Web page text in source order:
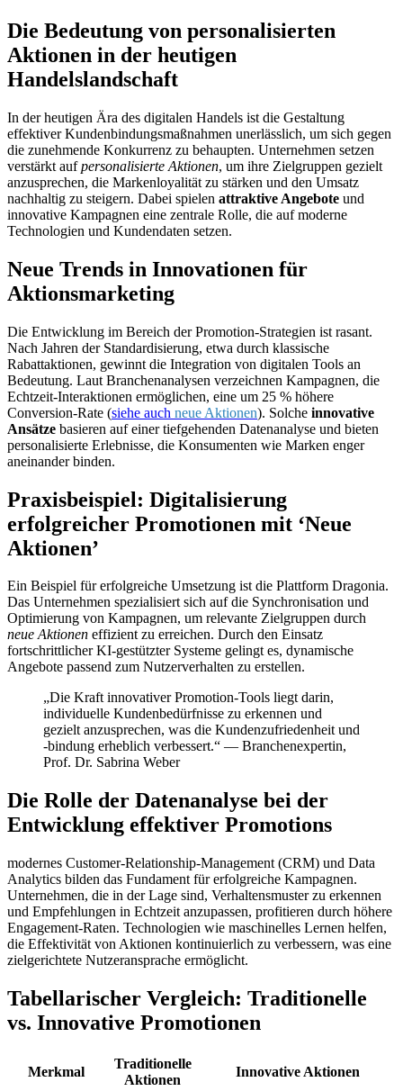
Die Bedeutung von personalisierten
Aktionen in der heutigen
Handelslandschaft
In der heutigen Ära des digitalen Handels ist die Gestaltung
effektiver Kundenbindungsmaßnahmen unerlässlich, um sich gegen
die zunehmende Konkurrenz zu behaupten. Unternehmen setzen
verstärkt aufpersonalisierte Aktionen, um ihre Zielgruppen gezielt
anzusprechen, die Markenloyalität zu stärken und den Umsatz
nachhaltig zu steigern. Dabei spielen attraktive Angebote und
innovative Kampagnen eine zentrale Rolle, die auf moderne
Technologien und Kundendaten setzen.
Neue Trends in Innovationen für
Aktionsmarketing
Die Entwicklung im Bereich der Promotion-Strategien ist rasant.
Nach Jahren der Standardisierung, etwa durch klassische
Rabattaktionen, gewinnt die Integration von digitalen Tools an
Bedeutung. Laut Branchenanalysen verzeichnen Kampagnen, die
Echtzeit-Interaktionen ermöglichen, eine um 25 % höhere
Conversion-Rate (siehe auch neue Aktionen). Solche innovative
Ansätze basieren auf einer tiefgehenden Datenanalyse und bieten
personalisierte Erlebnisse, die Konsumenten wie Marken enger
aneinander binden.
Praxisbeispiel: Digitalisierung
erfolgreicher Promotionen mit ‘Neue
Aktionen’
Ein Beispiel für erfolgreiche Umsetzung ist die Plattform Dragonia.
Das Unternehmen spezialisiert sich auf die Synchronisation und
Optimierung von Kampagnen, um relevante Zielgruppen durch
neue Aktionen effizient zu erreichen. Durch den Einsatz
fortschrittlicher KI-gestützter Systeme gelingt es, dynamische
Angebote passend zum Nutzerverhalten zu erstellen.
„Die Kraft innovativer Promotion-Tools liegt darin,
individuelle Kundenbedürfnisse zu erkennen und
gezielt anzusprechen, was die Kundenzufriedenheit und
-bindung erheblich verbessert.“ — Branchenexpertin,
Prof. Dr. Sabrina Weber
Die Rolle der Datenanalyse bei der
Entwicklung effektiver Promotions
modernes Customer-Relationship-Management (CRM) und Data
Analytics bilden das Fundament für erfolgreiche Kampagnen.
Unternehmen, die in der Lage sind, Verhaltensmuster zu erkennen
und Empfehlungen in Echtzeit anzupassen, profitieren durch höhere
Engagement-Raten. Technologien wie maschinelles Lernen helfen,
die Effektivität von Aktionen kontinuierlich zu verbessern, was eine
zielgerichtete Nutzeransprache ermöglicht.
Tabellarischer Vergleich: Traditionelle
vs. Innovative Promotionen
Merkmal
Traditionelle
Aktionen
Innovative Aktionen